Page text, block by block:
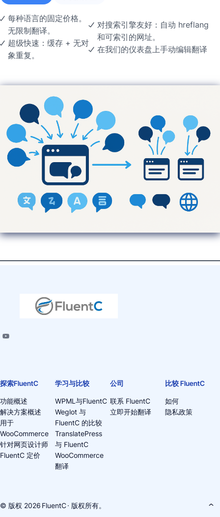
每种语言的固定价格。
无限制翻译。
超级快速：缓存 + 无对
象重复。
对搜索引擎友好：自动 hreflang
和可索引的网址。
在我们的仪表盘上手动编辑翻译
探索FluentC
功能概述
解决方案概述
用于
WooCommerce
针对网页设计师
FluentC 定价
学习与比较
WPML与FluentC
Weglot 与
FluentC 的比较
TranslatePress
与 FluentC
WooCommerce
翻译
公司
联系 FluentC
立即开始翻译
比较 FluentC
如何
隐私政策
© 版权 2026 FluentC· 版权所有。